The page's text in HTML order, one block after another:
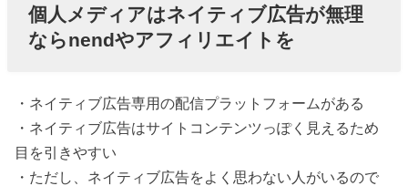
個人メディアはネイティブ広告が無理
ならnendやアフィリエイトを
・ネイティブ広告専用の配信プラットフォームがある
・ネイティブ広告はサイトコンテンツっぽく見えるため
目を引きやすい
・ただし、ネイティブ広告をよく思わない人がいるので